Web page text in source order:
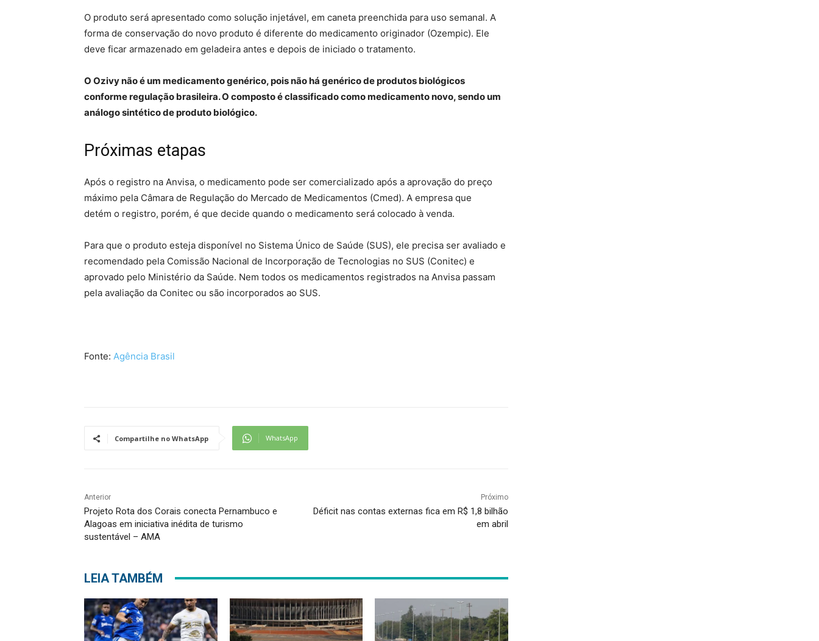
O produto será apresentado como solução injetável, em caneta preenchida para uso semanal. A
forma de conservação do novo produto é diferente do medicamento originador (Ozempic). Ele
deve ficar armazenado em geladeira antes e depois de iniciado o tratamento.
O Ozivy não é um medicamento genérico, pois não há genérico de produtos biológicos
conforme regulação brasileira. O composto é classificado como medicamento novo, sendo um
análogo sintético de produto biológico.
Próximas etapas
Após o registro na Anvisa, o medicamento pode ser comercializado após a aprovação do preço
máximo pela Câmara de Regulação do Mercado de Medicamentos (Cmed). A empresa que
detém o registro, porém, é que decide quando o medicamento será colocado à venda.
Para que o produto esteja disponível no Sistema Único de Saúde (SUS), ele precisa ser avaliado e
recomendado pela Comissão Nacional de Incorporação de Tecnologias no SUS (Conitec) e
aprovado pelo Ministério da Saúde. Nem todos os medicamentos registrados na Anvisa passam
pela avaliação da Conitec ou são incorporados ao SUS.
Fonte: Agência Brasil
Compartilhe no WhatsApp WhatsApp
Anterior
Projeto Rota dos Corais conecta Pernambuco e
Alagoas em iniciativa inédita de turismo
sustentável – AMA
Próximo
Déficit nas contas externas fica em R$ 1,8 bilhão
em abril
LEIA TAMBÉM